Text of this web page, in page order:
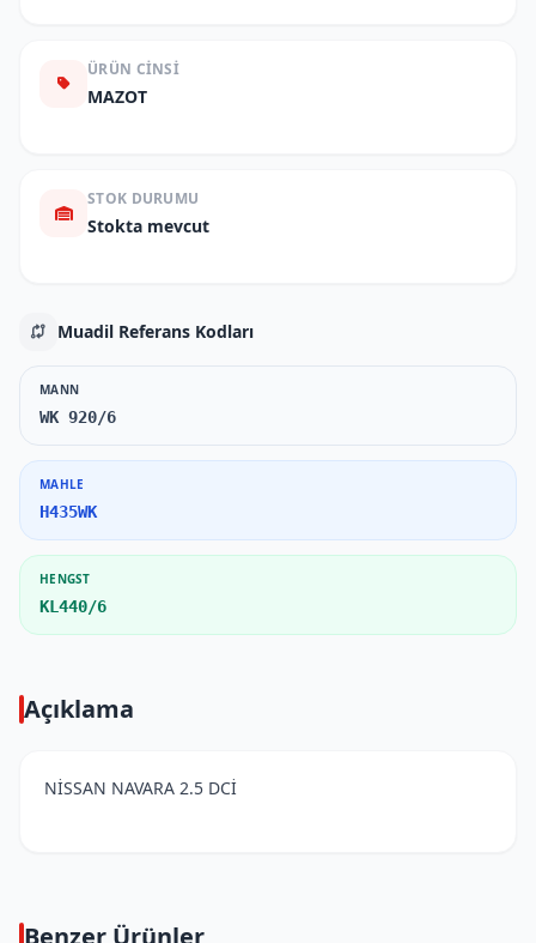
ÜRÜN CINSI
MAZOT
STOK DURUMU
Stokta mevcut
Muadil Referans Kodları
MANN
WK 920/6
MAHLE
H435WK
HENGST
KL440/6
Açıklama
NİSSAN NAVARA 2.5 DCİ
Benzer Ürünler